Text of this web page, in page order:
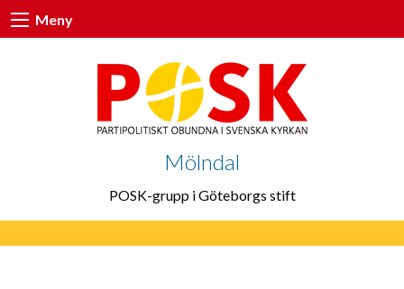
Meny
Mölndal
POSK-grupp i Göteborgs stift